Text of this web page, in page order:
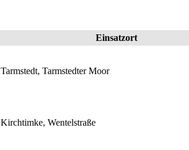
Einsatzort
Tarmstedt, Tarmstedter Moor
Kirchtimke, Wentelstraße